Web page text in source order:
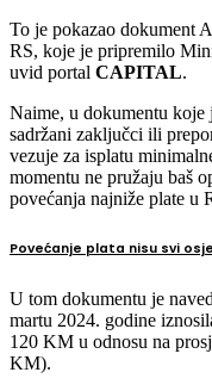
To je pokazao dokument
RS, koje je pripremilo
uvid portal CAPITAL.
Naime, u dokumentu koje
sadržani zaključci ili
vezuje za isplatu
momentu ne pružaju baš
povećanja najniže plate u
Povećanje plata nisu svi
U tom dokumentu je
martu 2024. godine
120 KM u odnosu na
KM).